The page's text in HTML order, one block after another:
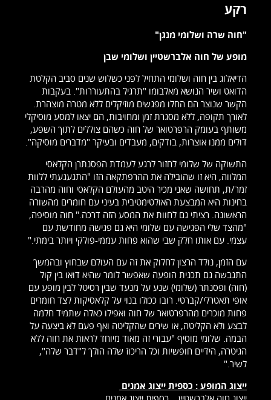
רקע
"חוה שרה ושלומי מנגן"
מופע של חוה אלברשטיין ושלומי שבן
הדיאלוג בין חוה ושלומי התחיל לפני כשלוש שנים סביב הקלטת
הדואט ושיר הנושא מאלבומו "תרגיל בהתעוררות". בעקבות
הקשר שנוצר הם החלו מפגשים מוזיקלים ללא מטרה מוצהרת.
לאורך תקופה, ללא מסגרת זמן ומחויבות, הם יצאו למסע מוסיקלי
משותף בעומק הרפרטואר של חוה כשהם צוללים לתוך השפע,
דולים ממנו אוצרות, בודקים, מעבדים ובעיקר "מדברים מוסיקה".
התשוקה של שלומי לחזור לרגע לעמדת הפסנתרן הקלאסי
המלווה, היא זו שהובילה את ההרפתקאה הזו "התגעגעתי ללוות
זמר/ת, תחושה שאני מכיר היטב מהעולם הקלאסי וחוה מהרבה
בחינות היא המבצעת האולטימטיבית בעיני עם חומרים מהשורה
הראשונה. רציתי גם לחוות את המסע הזה דרכה." חוה מוסיפה,
"מהצד שלי הפגישה עם שלומי היא גם פגישה מחודשת עם
עצמי. עם אותו חלק שבי שהוא פחות עממי-פולקי ויותר בימתי."
עם הזמן, נולד הרצון לחלוק את זה עם העולם שבחוץ ובהמשך
התגבשה גם תכנית הופעה שאפשר לומר שהיא דואו בין קול
(חוה) ופסנתר (שלומי) שנע על מנעד שבין רסיטל לבין מופע עם
אופי תאטרלי/קברטי. רובו ככולו בנוי על קלאסיקות לצד חומרים
פחות מוכרים מהרפרטואר של חוה ואפילו כאלה שתמיד חלמה
לבצע ולא הקליטה, או שירים שהקליטה ואף פעם לא ביצעה על
הבמה. שלומי מוסיף "עבורי זה מאוד מיוחד לראות את חוה ללא
הגיטרה, הידיים חופשיות וכל הריכוז שלה הולך ל"דבר שלה",
לשיר."
ייצוג המופע : כספית ייצוג אמנים